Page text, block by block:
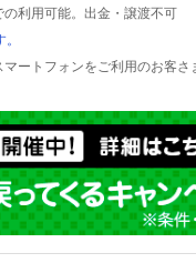
利用可能。出金・譲渡不可
ートフォンをご利用のお客さ